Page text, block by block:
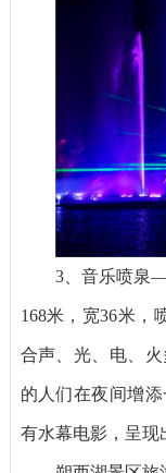
3、音乐喷泉
168米，宽36米，
合声、光、电、
的人们在夜间增
有水幕电影，呈现